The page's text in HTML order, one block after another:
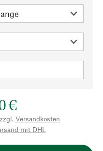
€
Versandkosten
mit DHL